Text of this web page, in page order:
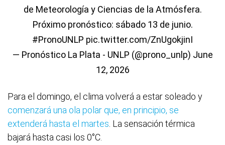
de Meteorología y Ciencias de la Atmósfera.
Próximo pronóstico: sábado 13 de junio.
#PronoUNLP pic.twitter.com/ZnUgokjinI
— Pronóstico La Plata - UNLP (@prono_unlp) June
12, 2026
Para el domingo, el clima volverá a estar soleado y
comenzará una ola polar que, en principio, se
extenderá hasta el martes . La sensación térmica
bajará hasta casi los 0°C.